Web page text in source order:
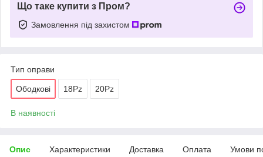
Що таке купити з Пром?
Замовлення під захистом
Тип оправи
Ободкові 18Pz 20Pz
В наявності
Опис Характеристики Доставка Оплата Умови